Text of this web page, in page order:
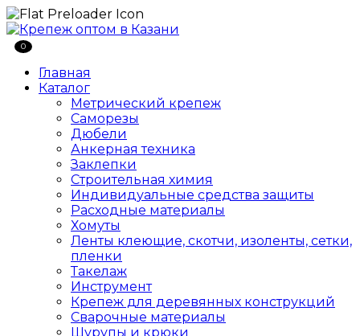
0
Главная
Каталог
Метрический крепеж
Саморезы
Дюбели
Анкерная техника
Заклепки
Строительная химия
Индивидуальные средства защиты
Расходные материалы
Хомуты
Ленты клеющие, скотчи, изоленты, сетки,
пленки
Такелаж
Инструмент
Крепеж для деревянных конструкций
Сварочные материалы
Шурупы и крюки